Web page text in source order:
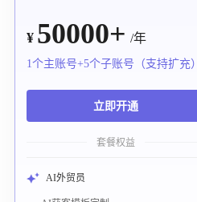
¥ 50000+ /年
1个主账号+5个子账号（支持扩充）
立即开通
套餐权益
AI外贸员